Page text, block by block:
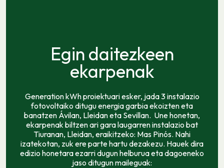
Egin daitezkeen
ekarpenak
Generation kWh proiektuari esker, jada 3 instalazio
fotovoltaiko ditugu energia garbia ekoizten eta
banatzen Ávilan, Lleidan eta Sevillan. Une honetan,
ekarpenak biltzen ari gara laugarren instalazio bat
Tiuranan, Lleidan, eraikitzeko: Mas Pinós. Nahi
izatekotan, zuk ere parte hartu dezakezu. Hauek dira
edizio honetara ezarri dugun helburua eta dagoeneko
jaso ditugun maileguak: